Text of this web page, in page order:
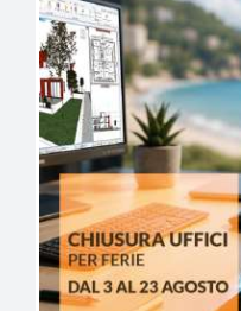
da almeno 6 mesi di
supportato da una
stessa che confermi
descriva il ruolo e
Sono accettati tutti i
riconosciuti ed
sensi delle vigenti